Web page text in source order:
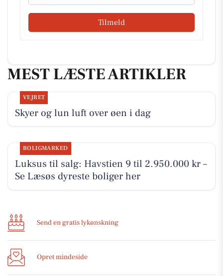
Tilmeld
MEST LÆSTE ARTIKLER
VEJRET
Skyer og lun luft over øen i dag
BOLIGMARKED
Luksus til salg: Havstien 9 til 2.950.000 kr –
Se Læsøs dyreste boliger her
Send en gratis lykønskning
Opret mindeside